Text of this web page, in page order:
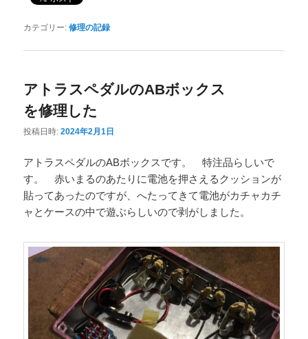
カテゴリー: 修理の記録
アトラスペダルのABボックス
を修理した
投稿日時:2024年2月1日
アトラスペダルのABボックスです。 特注品らしいで
す。 赤いまるのあたりに電池を押さえるクッションが
貼ってあったのですが、へたってきて電池がカチャカチ
ャとケースの中で遊ぶらしいので剥がしました。